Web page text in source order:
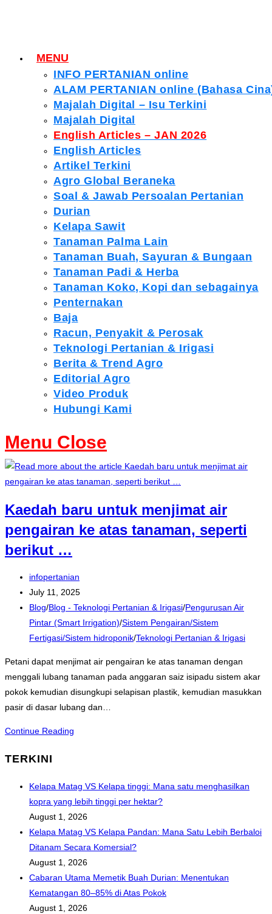
MENU
INFO PERTANIAN online
ALAM PERTANIAN online (Bahasa
Majalah Digital – Isu Terkini
Majalah Digital
English Articles – JAN 2026
English Articles
Artikel Terkini
Agro Global Beraneka
Soal & Jawab Persoalan Pertanian
Durian
Kelapa Sawit
Tanaman Palma Lain
Tanaman Buah, Sayuran & Bungaan
Tanaman Padi & Herba
Tanaman Koko, Kopi dan sebagainya
Penternakan
Baja
Racun, Penyakit & Perosak
Teknologi Pertanian & Irigasi
Berita & Trend Agro
Editorial Agro
Video Produk
Hubungi Kami
Menu Close
Kaedah baru untuk menjimat air
pengairan ke atas tanaman, seperti
berikut …
Post
author:
infopertanian
Post
published:
July 11, 2025
Post
category:
Blog/Blog - Teknologi Pertanian & Irigasi/Pengurusan Air
Pintar (Smart Irrigation)/Sistem Pengairan/Sistem
Fertigasi/Sistem hidroponik/Teknologi Pertanian & Irigasi
Petani dapat menjimat air pengairan ke atas tanaman dengan
menggali lubang tanaman pada anggaran saiz isipadu sistem akar
pokok kemudian disungkupi selapisan plastik, kemudian masukkan
pasir di dasar lubang dan…
Continue Reading
air
pengairan
ke
atas
tanaman,
seperti
berikut
…
TERKINI
Kelapa Matag VS Kelapa tinggi: Mana satu menghasilkan
kopra yang lebih tinggi per hektar?
August 1, 2026
Kelapa Matag VS Kelapa Pandan: Mana Satu Lebih Berbaloi
Ditanam Secara Komersial?
August 1, 2026
Cabaran Utama Memetik Buah Durian: Menentukan
Kematangan 80–85% di Atas Pokok
August 1, 2026